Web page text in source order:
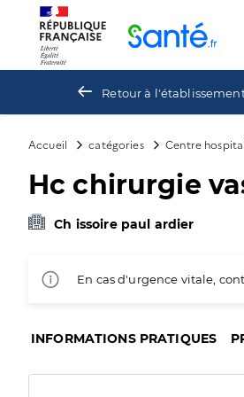
Retour à
Accueil catégories Centre
Hc chirurgie
Ch issoire paul ardier
En cas d'urgence vitale,
INFORMATIONS PRATIQUES
Panneau de gestion des cookies